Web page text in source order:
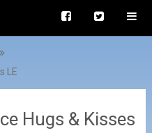
LE
Hugs & Kisses